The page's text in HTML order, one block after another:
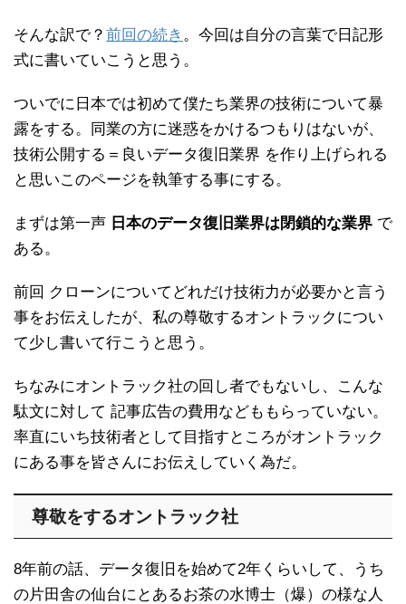
そんな訳で？ 前回の続き 。今回は自分の言葉で日記形
式に書いていこうと思う。
ついでに日本では初めて僕たち業界の技術について暴
露をする。同業の方に迷惑をかけるつもりはないが、
技術公開する＝良いデータ復旧業界 を作り上げられる
と思いこのページを執筆する事にする。
まずは第一声 日本のデータ復旧業界は閉鎖的な業界 で
ある。
前回 クローンについてどれだけ技術力が必要かと言う
事をお伝えしたが、私の尊敬するオントラックについ
て少し書いて行こうと思う。
ちなみにオントラック社の回し者でもないし、こんな
駄文に対して 記事広告の費用などももらっていない。
率直にいち技術者として目指すところがオントラック
にある事を皆さんにお伝えしていく為だ。
尊敬をするオントラック社
8年前の話、データ復旧を始めて2年くらいして、うち
の片田舎の仙台にとあるお茶の水博士（爆）の様な人